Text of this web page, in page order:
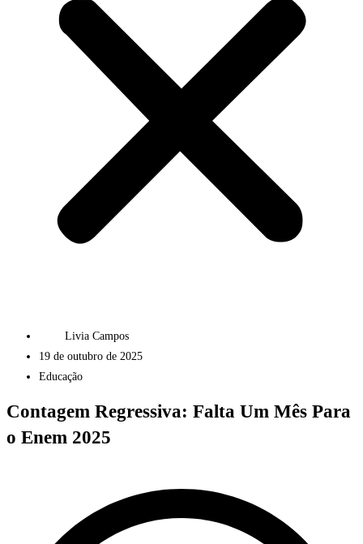
Livia Campos
19 de outubro de 2025
Educação
Contagem Regressiva: Falta Um Mês Para
o Enem 2025